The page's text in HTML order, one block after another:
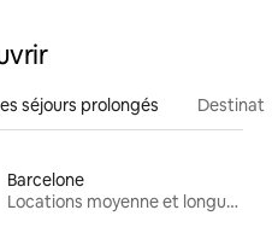
séjours prolongés
Barcelone
Locations moyenne et longue durée